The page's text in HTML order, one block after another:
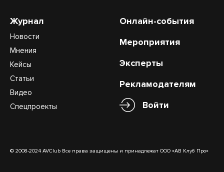
Журнал
Новости
Мнения
Кейсы
Статьи
Видео
Спецпроекты
Онлайн-события
Мероприятия
Эксперты
Рекламодателям
Войти
© 2008-2024 AVClub Все права защищены и принадлежат ООО «АВ Клуб Про»